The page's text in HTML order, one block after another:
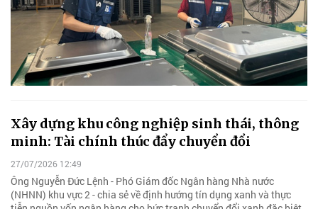
Xây dựng khu công nghiệp sinh thái, thông
minh: Tài chính thúc đẩy chuyển đổi
27/07/2026 12:49
Ông Nguyễn Đức Lệnh - Phó Giám đốc Ngân hàng Nhà nước
(NHNN) khu vực 2 - chia sẻ về định hướng tín dụng xanh và thực